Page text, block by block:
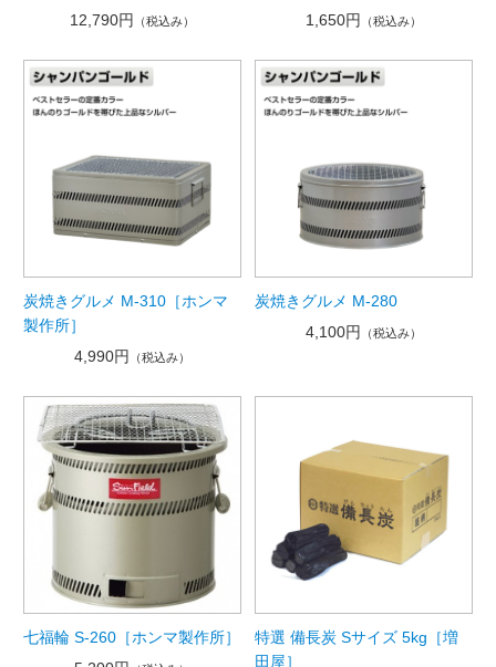
12,790円
（税込み）
1,650円
（税込み）
炭焼きグルメ M-310［ホンマ
製作所］
4,990円
（税込み）
炭焼きグルメ M-280
4,100円
（税込み）
七福輪 S-260［ホンマ製作所］
特選 備長炭 Sサイズ 5kg［増
田屋］